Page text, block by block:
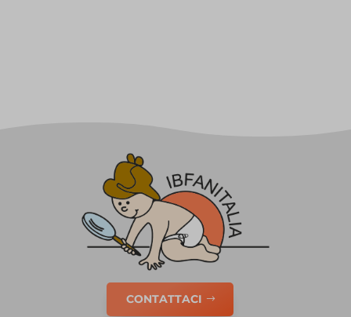
CONTATTACI